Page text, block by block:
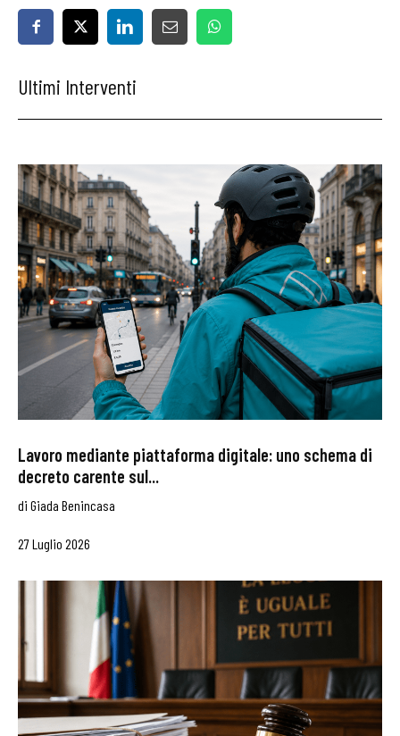
Ultimi Interventi
Lavoro mediante piattaforma digitale: uno schema di
decreto carente sul...
di Giada Benincasa
27 Luglio 2026